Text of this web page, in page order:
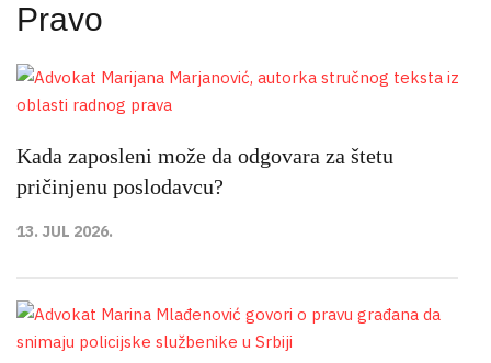
Pravo
Kada zaposleni može da odgovara za štetu
pričinjenu poslodavcu?
13. JUL 2026.